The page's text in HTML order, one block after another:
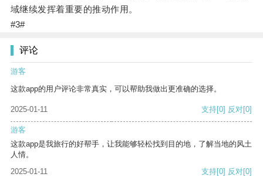
域继续发挥着重要的推动作用。
#3#
评论
游客
这款app的用户评论非常真实，可以帮助我做出更准确的选择。
2025-01-11 支持[0] 反对[0]
游客
这款app是我旅行的好帮手，让我能够轻松找到目的地，了解当地的风土
人情。
2025-01-11
支持[0] 反对[0]